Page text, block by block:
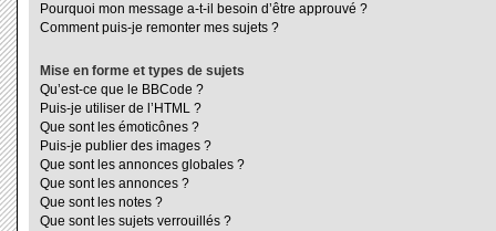
Pourquoi mon message a-t-il besoin d’être approuvé ?
Comment puis-je remonter mes sujets ?
Mise en forme et types de sujets
Qu’est-ce que le BBCode ?
Puis-je utiliser de l’HTML ?
Que sont les émoticônes ?
Puis-je publier des images ?
Que sont les annonces globales ?
Que sont les annonces ?
Que sont les notes ?
Que sont les sujets verrouillés ?